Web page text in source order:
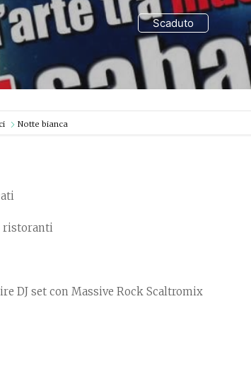
Scaduto
Notte bianca
ristoranti
DJ set con Massive Rock Scaltromix